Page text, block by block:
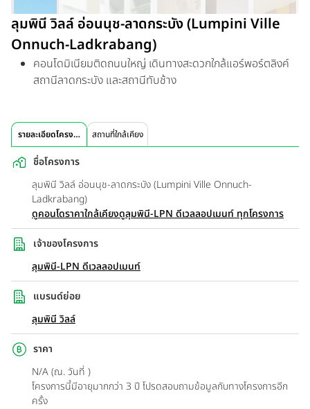
ลุมพินี วิลล์ อ่อนนุช-ลาดกระบัง (Lumpini Ville
Onnuch-Ladkrabang)
คอนโดมิเนียมติดถนนใหญ่ เดินทางสะดวกใกล้แอร์พอร์ตลิงค์
สถานีลาดกระบัง และสถานีทับช้าง
รายละเอียดโครงการ สถานที่ใกล้เคียง
ชื่อโครงการ
ลุมพินี วิลล์ อ่อนนุช-ลาดกระบัง (Lumpini Ville Onnuch-
Ladkrabang)
ดูคอนโดราคาใกล้เคียงดูลุมพินี-LPN ดีเวลลอปเมนท์ ทุกโครงการ
เจ้าของโครงการ
ลุมพินี-LPN ดีเวลลอปเมนท์
แบรนด์ย่อย
ลุมพินี วิลล์
ราคา
N/A (ณ. วันที่ )
โครงการนี้มีอายุมากกว่า 3 ปี โปรดสอบถามข้อมูลกับทางโครงการอีก
ครั้ง